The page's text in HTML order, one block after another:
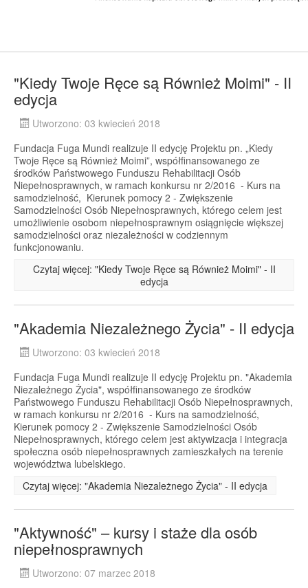
"Kiedy Twoje Ręce są Również Moimi" - II
edycja
Utworzono: 03 kwiecień 2018
Fundacja Fuga Mundi realizuje II edycję Projektu pn. „Kiedy
Twoje Ręce są Również Moimi”, współfinansowanego ze
środków Państwowego Funduszu Rehabilitacji Osób
Niepełnosprawnych, w ramach konkursu nr 2/2016 - Kurs na
samodzielność, Kierunek pomocy 2 - Zwiększenie
Samodzielności Osób Niepełnosprawnych, którego celem jest
umożliwienie osobom niepełnosprawnym osiągnięcie większej
samodzielności oraz niezależności w codziennym
funkcjonowaniu.
Czytaj więcej: "Kiedy Twoje Ręce są Również Moimi" - II
edycja
"Akademia Niezależnego Życia" - II edycja
Utworzono: 03 kwiecień 2018
Fundacja Fuga Mundi realizuje II edycję Projektu pn. "Akademia
Niezależnego Życia", współfinansowanego ze środków
Państwowego Funduszu Rehabilitacji Osób Niepełnosprawnych,
w ramach konkursu nr 2/2016 - Kurs na samodzielność,
Kierunek pomocy 2 - Zwiększenie Samodzielności Osób
Niepełnosprawnych, którego celem jest aktywizacja i integracja
społeczna osób niepełnosprawnych zamieszkałych na terenie
województwa lubelskiego.
Czytaj więcej: "Akademia Niezależnego Życia" - II edycja
"Aktywność" – kursy i staże dla osób
niepełnosprawnych
Utworzono: 07 marzec 2018